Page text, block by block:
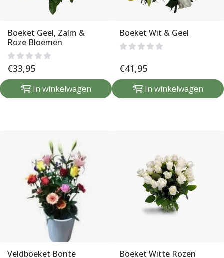
Boeket Geel, Zalm &
Roze Bloemen
€33,95
In winkelwagen
Boeket Wit & Geel
€41,95
In winkelwagen
Veldboeket Bonte Boeket Witte Rozen